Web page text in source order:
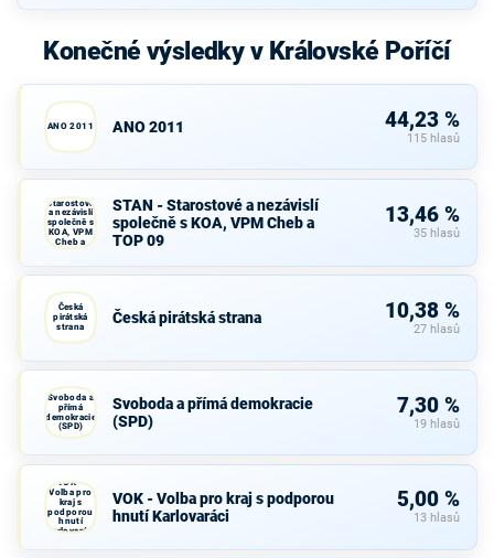
Konečné výsledky v Královské Poříčí
ANO 2011 ANO 2011 44,23 %
115 hlasů
Starostové
a nezávislí
společně s
KOA, VPM
Cheb a
TOP 09
STAN - Starostové a nezávislí
společně s KOA, VPM Cheb a
TOP 09
13,46 %
35 hlasů
Česká
pirátská
strana
Česká pirátská strana 10,38 %
27 hlasů
Svoboda a
přímá
demokracie
(SPD)
Svoboda a přímá demokracie
(SPD)
7,30 %
19 hlasů
VOK -
Volba pro
kraj s
podporou
hnutí
Karlovaráci
VOK - Volba pro kraj s podporou
hnutí Karlovaráci
5,00 %
13 hlasů